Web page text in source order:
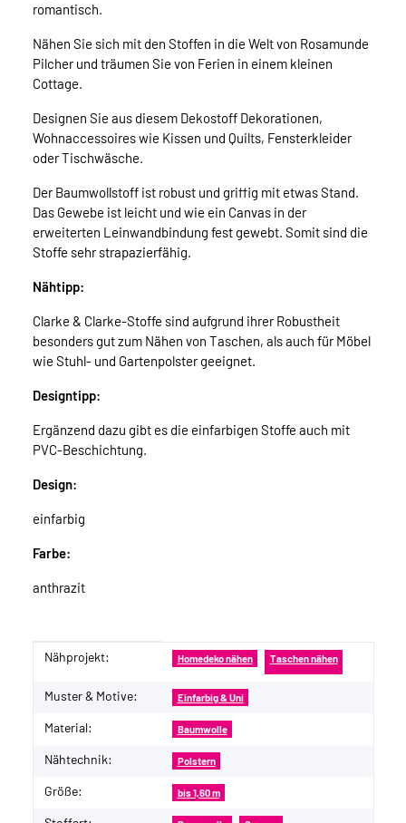
romantisch.
Nähen Sie sich mit den Stoffen in die Welt von Rosamunde
Pilcher und träumen Sie von Ferien in einem kleinen
Cottage.
Designen Sie aus diesem Dekostoff Dekorationen,
Wohnaccessoires wie Kissen und Quilts, Fensterkleider
oder Tischwäsche.
Der Baumwollstoff ist robust und griffig mit etwas Stand.
Das Gewebe ist leicht und wie ein Canvas in der
erweiterten Leinwandbindung fest gewebt. Somit sind die
Stoffe sehr strapazierfähig.
Nähtipp:
Clarke & Clarke-Stoffe sind aufgrund ihrer Robustheit
besonders gut zum Nähen von Taschen, als auch für Möbel
wie Stuhl- und Gartenpolster geeignet.
Designtipp:
Ergänzend dazu gibt es die einfarbigen Stoffe auch mit
PVC-Beschichtung.
Design:
einfarbig
Farbe:
anthrazit
Produkteigenschaft
Wert
Nähprojekt: Homedeko nähen Taschen nähen
Muster & Motive: Einfarbig & Uni
Material: Baumwolle
Nähtechnik: Polstern
Größe: bis 1,60 m